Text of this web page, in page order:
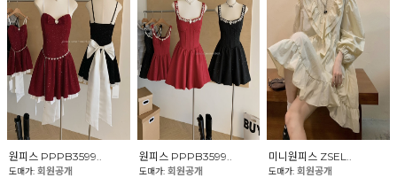
원피스 PPPB3599..
도매가: 회원공개
원피스 PPPB3599..
도매가: 회원공개
미니원피스 ZSEL..
도매가:회원공개